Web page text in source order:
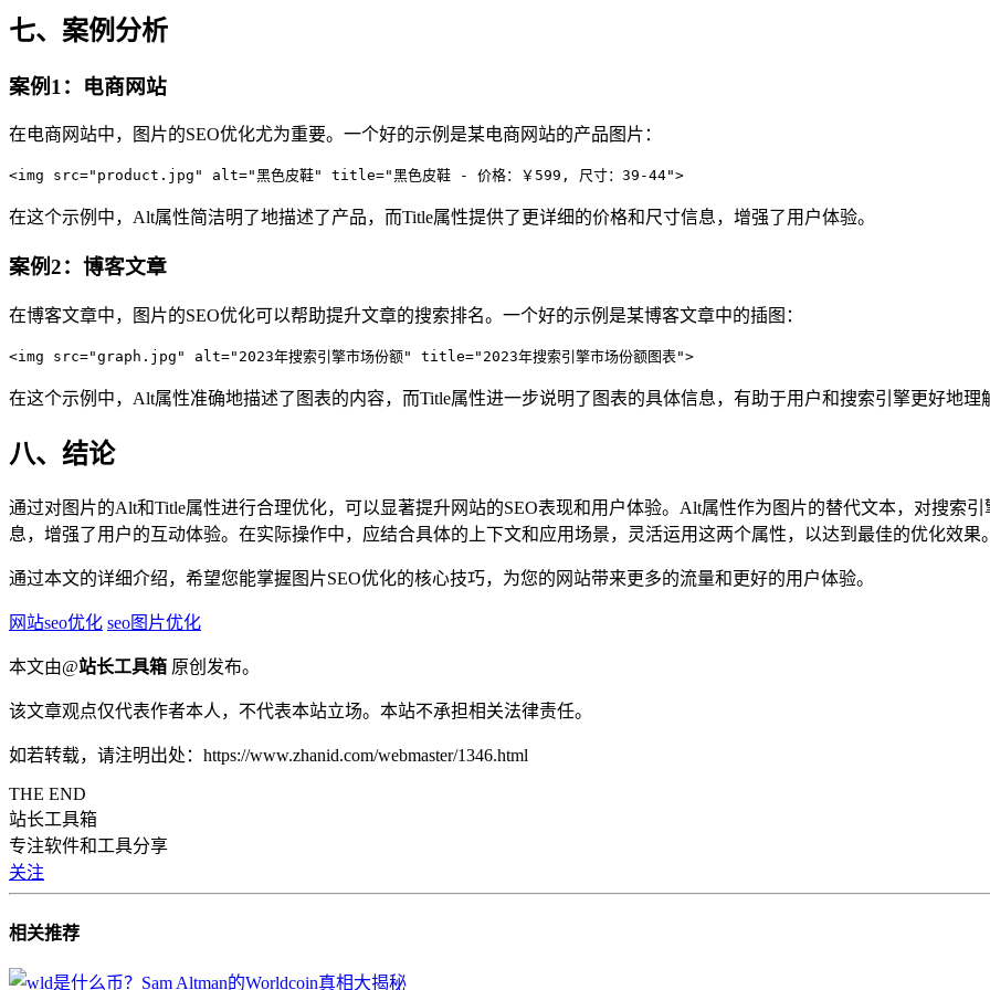
七、案例分析
案例1：电商网站
在电商网站中，图片的SEO优化尤为重要。一个好的示例是某电商网站的产品图片：
<img src="product.jpg" alt="黑色皮鞋" title="黑色皮鞋 - 价格：￥599, 尺寸：39-44">
在这个示例中，Alt属性简洁明了地描述了产品，而Title属性提供了更详细的价格和尺寸信息，增强了用户体验。
案例2：博客文章
在博客文章中，图片的SEO优化可以帮助提升文章的搜索排名。一个好的示例是某博客文章中的插图：
<img src="graph.jpg" alt="2023年搜索引擎市场份额" title="2023年搜索引擎市场份额图表">
在这个示例中，Alt属性准确地描述了图表的内容，而Title属性进一步说明了图表的具体信息，有助于用户和搜索引擎更好地理
八、结论
通过对图片的Alt和Title属性进行合理优化，可以显著提升网站的SEO表现和用户体验。Alt属性作为图片的替代文本，对搜索
息，增强了用户的互动体验。在实际操作中，应结合具体的上下文和应用场景，灵活运用这两个属性，以达到最佳的优化效果。
通过本文的详细介绍，希望您能掌握图片SEO优化的核心技巧，为您的网站带来更多的流量和更好的用户体验。
网站seo优化 seo图片优化
本文由@站长工具箱 原创发布。
该文章观点仅代表作者本人，不代表本站立场。本站不承担相关法律责任。
如若转载，请注明出处：https://www.zhanid.com/webmaster/1346.html
THE END
站长工具箱
专注软件和工具分享
关注
相关推荐